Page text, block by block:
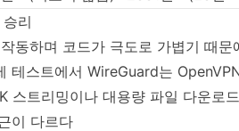
리
동하며 코드가 극도로 가볍기 때
테스트에서 WireGuard는
스트리밍이나 대용량 파일 다운로
이 다르다